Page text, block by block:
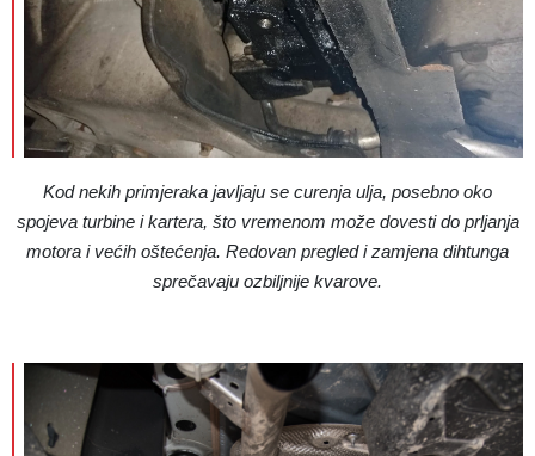
Kod nekih primjeraka javljaju se curenja ulja, posebno oko
spojeva turbine i kartera, što vremenom može dovesti do prljanja
motora i većih oštećenja. Redovan pregled i zamjena dihtunga
sprečavaju ozbiljnije kvarove.